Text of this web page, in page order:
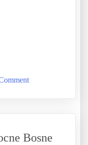
Bosne